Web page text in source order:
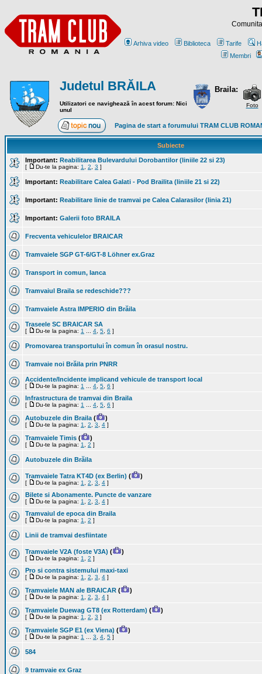
Arhiva video Biblioteca Tarife
Membri
Judetul BRĂILA
Utilizatori ce navighează în acest forum: Nici
unul
Braila:
Foto
Pagina de start a forumului TRAM CLUB
Subiecte
Important: Reabilitarea Bulevardului Dorobantilor (liniile 22 si 23)
[ Du-te la pagina: 1 2 3 ]
Important: Reabilitare Calea Galati - Pod Brailita (liniile 21 si 22)
Important: Reabilitare linie de tramvai pe Calea Calarasilor (linia 21)
Important: Galerii foto BRAILA
Frecventa vehiculelor BRAICAR
Tramvaiele SGP GT-6/GT-8 Löhner ex.Graz
Transport in comun, Ianca
Tramvaiul Braila se redeschide???
Tramvaiele Astra IMPERIO din Brăila
Traseele SC BRAICAR SA
[ Du-te la pagina: 1 4 5 6 ]
Promovarea transportului în comun în orasul nostru.
Tramvaie noi Brăila prin PNRR
Accidente/Incidente implicand vehicule de transport local
[ Du-te la pagina: 1 4 5 6 ]
Infrastructura de tramvai din Braila
[ Du-te la pagina: 1 4 5 6 ]
Autobuzele din Braila ( )
[ Du-te la pagina: 1 2 3 4 ]
Tramvaiele Timis ( )
[ Du-te la pagina: 1 2 ]
Autobuzele din Brăila
Tramvaiele Tatra KT4D (ex Berlin) ( )
[ Du-te la pagina: 1 2 3 4 ]
Bilete si Abonamente. Puncte de vanzare
[ Du-te la pagina: 1 2 3 4 ]
Tramvaiul de epoca din Braila
[ Du-te la pagina: 1 2 ]
Linii de tramvai desfiintate
Tramvaiele V2A (foste V3A) ( )
[ Du-te la pagina: 1 2 ]
Pro si contra sistemului maxi-taxi
[ Du-te la pagina: 1 2 3 4 ]
Tramvaiele MAN ale BRAICAR ( )
[ Du-te la pagina: 1 2 3 4 ]
Tramvaiele Duewag GT8 (ex Rotterdam) ( )
[ Du-te la pagina: 1 2 3 ]
Tramvaiele SGP E1 (ex Viena) ( )
[ Du-te la pagina: 1 3 4 5 ]
584
9 tramvaie ex Graz